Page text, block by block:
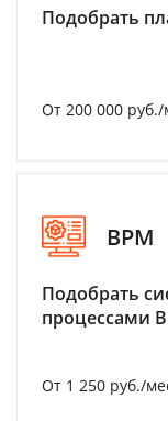
Подобрать
От 200 000
BPM
Подобрать
процессами
От 1 250 руб./